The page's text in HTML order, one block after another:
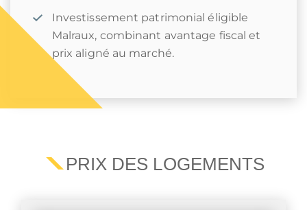
Investissement patrimonial éligible
Malraux, combinant avantage fiscal et
prix aligné au marché.
PRIX DES LOGEMENTS